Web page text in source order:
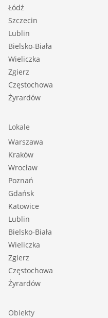
Łódź
Szczecin
Lublin
Bielsko-Biała
Wieliczka
Zgierz
Częstochowa
Żyrardów
Lokale
Warszawa
Kraków
Wrocław
Poznań
Gdańsk
Katowice
Lublin
Bielsko-Biała
Wieliczka
Zgierz
Częstochowa
Żyrardów
Obiekty